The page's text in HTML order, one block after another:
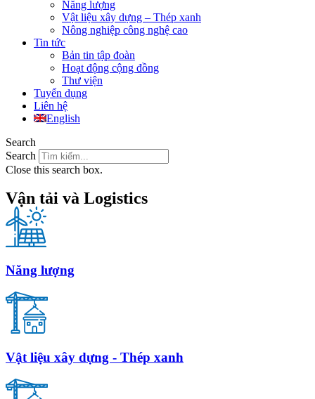
Năng lượng
Vật liệu xây dựng – Thép xanh
Nông nghiệp công nghệ cao
Tin tức
Bản tin tập đoàn
Hoạt động cộng đồng
Thư viện
Tuyển dụng
Liên hệ
English
Search
Search
Close this search box.
Vận tải và Logistics
Năng lượng
Vật liệu xây dựng - Thép xanh